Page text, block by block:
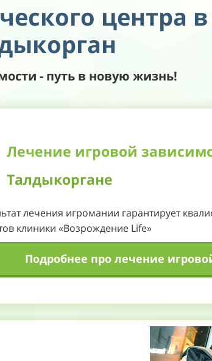
центра
- путь в новую жизнь!
Лечение игровой
Талдыкоргане
лечения игромании гарантирует
клиники «Возрождение Life»
Подробнее про лечение
23
24
25
26
27
28
29
30
31
32
33